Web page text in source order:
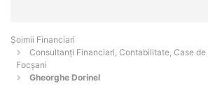
Șoimii Financiari
Consultanți Financiari, Contabilitate, Case
Focşani
Gheorghe Dorinel